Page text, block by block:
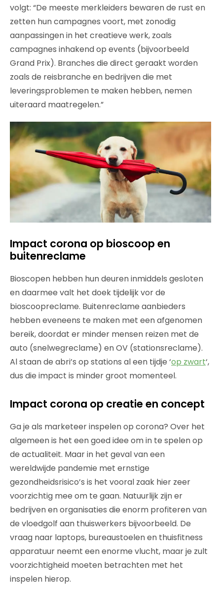
volgt: “De meeste merkleiders bewaren de rust en
zetten hun campagnes voort, met zonodig
aanpassingen in het creatieve werk, zoals
campagnes inhakend op events (bijvoorbeeld
Grand Prix). Branches die direct geraakt worden
zoals de reisbranche en bedrijven die met
leveringsproblemen te maken hebben, nemen
uiteraard maatregelen.”
Impact corona op bioscoop en
buitenreclame
Bioscopen hebben hun deuren inmiddels gesloten
en daarmee valt het doek tijdelijk vor de
bioscoopreclame. Buitenreclame aanbieders
hebben eveneens te maken met een afgenomen
bereik, doordat er minder mensen reizen met de
auto (snelwegreclame) en OV (stationsreclame).
Al staan de abri’s op stations al een tijdje ‘op zwart‘,
dus die impact is minder groot momenteel.
Impact corona op creatie en concept
Ga je als marketeer inspelen op corona? Over het
algemeen is het een goed idee om in te spelen op
de actualiteit. Maar in het geval van een
wereldwijde pandemie met ernstige
gezondheidsrisico’s is het vooral zaak hier zeer
voorzichtig mee om te gaan. Natuurlijk zijn er
bedrijven en organisaties die enorm profiteren van
de vloedgolf aan thuiswerkers bijvoorbeeld. De
vraag naar laptops, bureaustoelen en thuisfitness
apparatuur neemt een enorme vlucht, maar je zult
voorzichtigheid moeten betrachten met het
inspelen hierop.